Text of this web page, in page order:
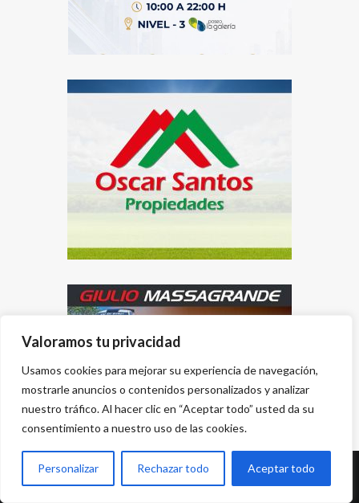
Valoramos tu privacidad
Usamos cookies para mejorar su experiencia de navegación,
mostrarle anuncios o contenidos personalizados y analizar
nuestro tráfico. Al hacer clic en “Aceptar todo” usted da su
consentimiento a nuestro uso de las cookies.
Personalizar Rechazar todo Aceptar todo
Desarrollado por